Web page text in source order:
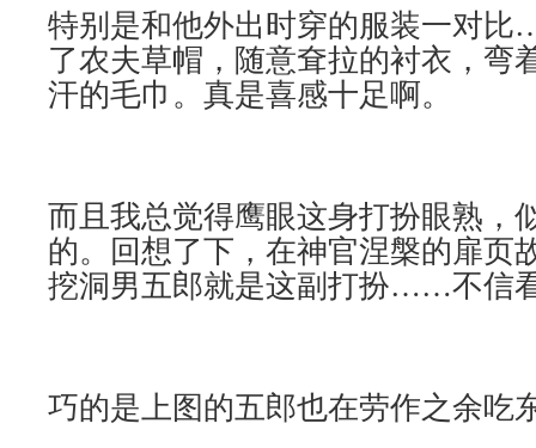
特别是和他外出时穿的服装一对
了农夫草帽，随意耷拉的衬衣，弯
汗的毛巾。真是喜感十足啊。
而且我总觉得鹰眼这身打扮眼熟，
的。回想了下，在神官涅槃的扉页
挖洞男五郎就是这副打扮……不信
巧的是上图的五郎也在劳作之余